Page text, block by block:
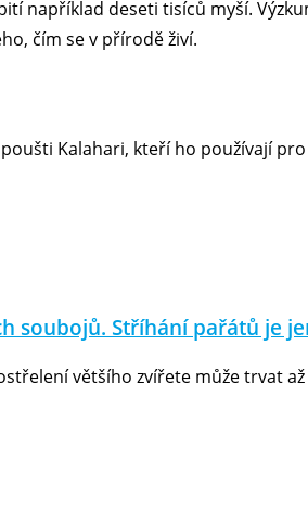
například deseti tisíců myší.
čím se v přírodě živí.
Kalahari, kteří ho používají
soubojů. Stříhání pařátů je
většího zvířete může trvat